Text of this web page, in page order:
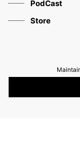
PodCast
Store